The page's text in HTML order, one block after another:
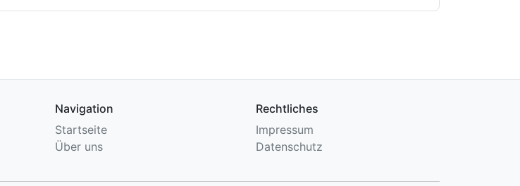
Navigation
Startseite
Über uns
Rechtliches
Impressum
Datenschutz